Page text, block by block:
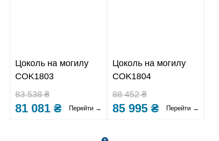
Цоколь на могилу
COK1803
83 538 ₴
81 081 ₴ Перейти →
Цоколь на могилу
COK1804
88 452 ₴
85 995 ₴ Перейти →